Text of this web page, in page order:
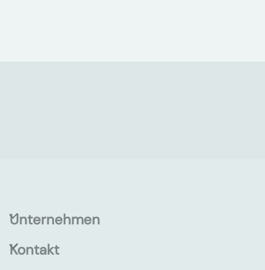
Unternehmen
Kontakt